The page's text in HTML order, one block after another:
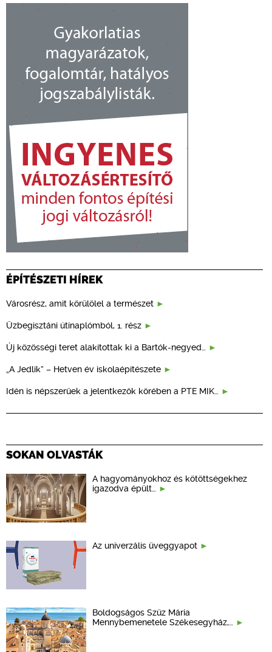
ÉPÍTÉSZETI HÍREK
Városrész, amit körülölel a természet
Üzbegisztáni útinaplómból, 1. rész
Új közösségi teret alakítottak ki a Bartók-negyed…
„A Jedlik” – Hetven év iskolaépítészete
Idén is népszerűek a jelentkezők körében a PTE MIK…
SOKAN OLVASTÁK
A hagyományokhoz és kötöttségekhez
igazodva épült…
Az univerzális üveggyapot
Boldogságos Szűz Mária
Mennybemenetele Székesegyház,…